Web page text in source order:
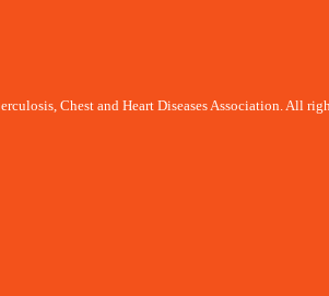
Chest and Heart Diseases Association. All